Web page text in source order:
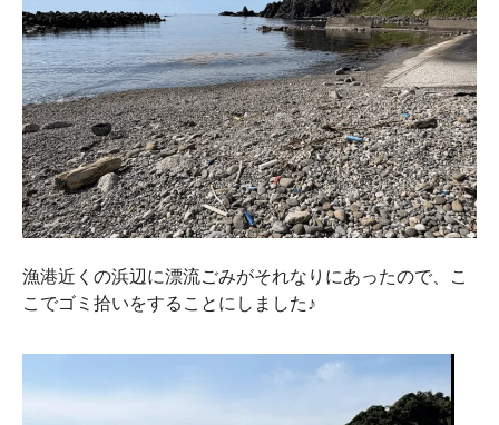
漁港近くの浜辺に漂流ごみがそれなりにあったので、こ
こでゴミ拾いをすることにしました♪